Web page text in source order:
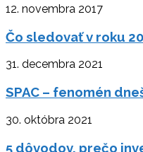
12. novembra 2017
Čo sledovať v roku
31. decembra 2021
SPAC – fenomén
30. októbra 2021
5 dôvodov, prečo